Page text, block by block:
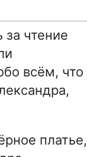
за чтение
всём, что
платье,